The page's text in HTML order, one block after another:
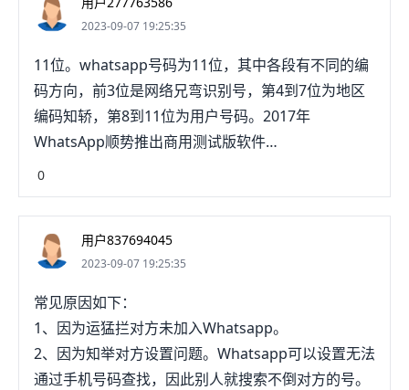
2023-09-07 19:25:35
11位。whatsapp号码为11位，其中各段有不同的编
码方向，前3位是网络兄弯识别号，第4到7位为地区
编码知轿，第8到11位为用户号码。2017年
WhatsApp顺势推出商用测试版软件
Whatsappbusiness，WhatsApp瞬间成为羡猛闷全
球商户垂涎的一块大蛋糕。
0
用户837694045
2023-09-07 19:25:35
常见原因如下：
1、因为运猛拦对方未加入Whatsapp。
2、因为知举对方设置问题。Whatsapp可以设置无法
通过手机号码查找，因此别人就搜索不倒对方的号。